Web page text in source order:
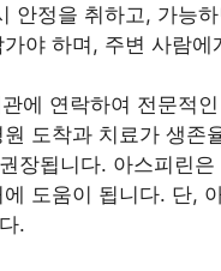
안정을 취하고, 가능
야 하며, 주변 사람
에 연락하여 전문적
도착과 치료가 생존
장됩니다. 아스피린
도움이 됩니다. 단,
.